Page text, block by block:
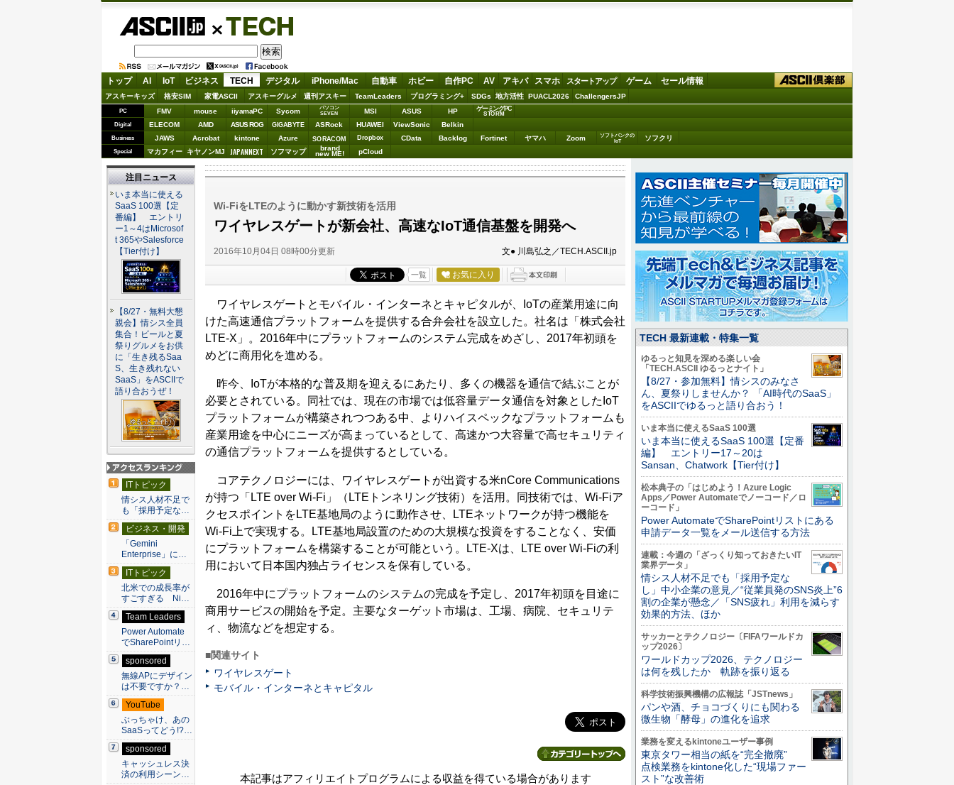
TECH
トップ AI IoT ビジネス TECH デジタル iPhone/Mac 自動車 ホビー 自作PC AV アキバ スマホ スタートアップ ゲーム セール情報
アスキーキッズ 格安SIM 家電ASCII アスキーグルメ 週刊アスキー TeamLeaders プログラミング+ SDGs 地方活性 PUACL2026 ChallengersJP
PC FMV mouse iiyamaPC Sycom
パソコン
SEVEN
MSI ASUS HP ゲーミングPC
STORM
Digital ELECOM AMD ASUS ROG GIGABYTE ASRock HUAWEI ViewSonic Belkin
Business JAWS Acrobat kintone Azure SORACOM Dropbox CData Backlog Fortinet ヤマハ Zoom
ソフトバンクの
IoT
ソフクリ
Special マカフィー キヤノンMJ JAPANNEXT ソフマップ brand
new ME! pCloud
Wi-FiをLTEのように動かす新技術を活用
ワイヤレスゲートが新会社、高速なIoT通信基盤を開発へ
2016年10月04日 08時00分更新 文● 川島弘之／TECH.ASCII.jp
一覧 お気に入り
ワイヤレスゲートとモバイル・インターネとキャピタルが、IoTの産業用途に向
けた高速通信プラットフォームを提供する合弁会社を設立した。社名は「株式会社
LTE-X」。2016年中にプラットフォームのシステム完成をめざし、2017年初頭を
めどに商用化を進める。
昨今、IoTが本格的な普及期を迎えるにあたり、多くの機器を通信で結ぶことが
必要とされている。同社では、現在の市場では低容量データ通信を対象としたIoT
プラットフォームが構築されつつある中、よりハイスペックなプラットフォームも
産業用途を中心にニーズが高まっているとして、高速かつ大容量で高セキュリティ
の通信プラットフォームを提供するとしている。
コアテクノロジーには、ワイヤレスゲートが出資する米nCore Communications
が持つ「LTE over Wi-Fi」（LTEトンネリング技術）を活用。同技術では、Wi-Fiア
クセスポイントをLTE基地局のように動作させ、LTEネットワークが持つ機能を
Wi-Fi上で実現する。LTE基地局設置のための大規模な投資をすることなく、安価
にプラットフォームを構築することが可能という。LTE-Xは、LTE over Wi-Fiの利
用において日本国内独占ライセンスを保有している。
2016年中にプラットフォームのシステムの完成を予定し、2017年初頭を目途に
商用サービスの開始を予定。主要なターゲット市場は、工場、病院、セキュリテ
ィ、物流などを想定する。
■関連サイト
ワイヤレスゲート
モバイル・インターネとキャピタル
本記事はアフィリエイトプログラムによる収益を得ている場合があります
注目ニュース
いま本当に使える
SaaS 100選【定
番編】 エントリ
ー1～4はMicrosof
t 365やSalesforce
【Tier付け】
【8/27・無料大懇
親会】情シス全員
集合！ビールと夏
祭りグルメをお供
に「生き残るSaa
S、生き残れない
SaaS」をASCIIで
語り合おうぜ！
アクセスランキン
グ
ITトピック
情シス人材不足で
も「採用予定な…
ビジネス・開発
「Gemini
Enterprise」に…
ITトピック
北米での成長率が
すごすぎる Ni…
Team Leaders
Power Automate
でSharePointリ…
sponsored
無線APにデザイン
は不要ですか？…
YouTube
ぶっちゃけ、あの
SaaSってどう!?…
sponsored
キャッシュレス決
済の利用シーン…
TECH 最新連載・特集一覧
ゆるっと知見を深める楽しい会
「TECH.ASCII ゆるっとナイト」
【8/27・参加無料】情シスのみなさ
ん、夏祭りしませんか？ 「AI時代のSaaS」
をASCIIでゆるっと語り合おう！
いま本当に使えるSaaS 100選
いま本当に使えるSaaS 100選【定番
編】 エントリー17～20は
Sansan、Chatwork【Tier付け】
松本典子の「はじめよう！Azure Logic
Apps／Power Automateでノーコード／ロ
ーコード」
Power AutomateでSharePointリストにある
申請データ一覧をメール送信する方法
連載：今週の「ざっくり知っておきたいIT
業界データ」
情シス人材不足でも「採用予定な
し」中小企業の意見／“従業員発のSNS炎上”6
割の企業が懸念／「SNS疲れ」利用を減らす
効果的方法、ほか
サッカーとテクノロジー〔FIFAワールドカ
ップ2026〕
ワールドカップ2026、テクノロジー
は何を残したか 軌跡を振り返る
科学技術振興機構の広報誌「JSTnews」
パンや酒、チョコづくりにも関わる
微生物「酵母」の進化を追求
業務を変えるkintoneユーザー事例
東京タワー相当の紙を“完全撤廃”
点検業務をkintone化した“現場ファー
スト”な改善術